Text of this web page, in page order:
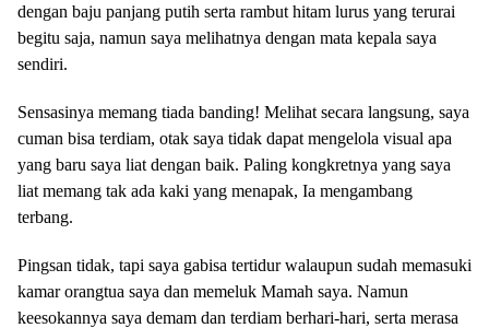
dengan baju panjang putih serta rambut hitam lurus yang terurai
begitu saja, namun saya melihatnya dengan mata kepala saya
sendiri.
Sensasinya memang tiada banding! Melihat secara langsung, saya
cuman bisa terdiam, otak saya tidak dapat mengelola visual apa
yang baru saya liat dengan baik. Paling kongkretnya yang saya
liat memang tak ada kaki yang menapak, Ia mengambang
terbang.
Pingsan tidak, tapi saya gabisa tertidur walaupun sudah memasuki
kamar orangtua saya dan memeluk Mamah saya. Namun
keesokannya saya demam dan terdiam berhari-hari, serta merasa